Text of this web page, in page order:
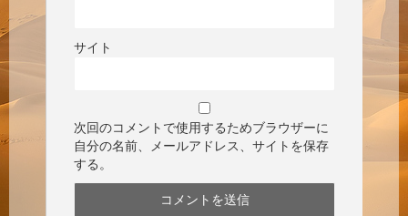
サイト
次回のコメントで使用するためブラウザーに
自分の名前、メールアドレス、サイトを保存
する。